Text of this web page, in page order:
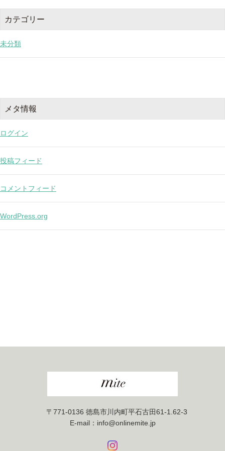
カテゴリー
未分類
メタ情報
ログイン
投稿フィード
コメントフィード
WordPress.org
〒771-0136 徳島市川内町平石古田61-1.62-3
E-mail：info@onlinemite.jp